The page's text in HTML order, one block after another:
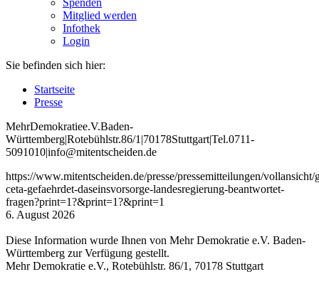
Mitglied werden
Infothek
Login
Sie befinden sich hier:
Startseite
Presse
MehrDemokratiee.V.Baden-
Württemberg|Rotebühlstr.86/1 |70178Stuttgart|Tel.0711-
5091010|info@mitentscheiden.de
https://www.mitentscheiden.de/presse/pressemitteilungen/vollansicht/
ceta-gefaehrdet-daseinsvorsorge-landesregierung-beantwortet-
fragen?print=1?&print=1?&print=1
6. August 2026
Diese Information wurde Ihnen von Mehr Demokratie e.V. Baden-
Württemberg zur Verfügung gestellt.
Mehr Demokratie e.V., Rotebühlstr. 86/1, 70178 Stuttgart